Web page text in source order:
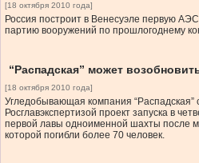
[18 октября 2010 года]
Россия построит в Венесуэле первую
партию вооружений по прошлогоднему
“Распадская” может
[18 октября 2010 года]
Угледобывающая компания “Распадская”
Росглавэкспертизой проект запуска в
первой лавы одноименной шахты после
которой погибли более 70 человек.